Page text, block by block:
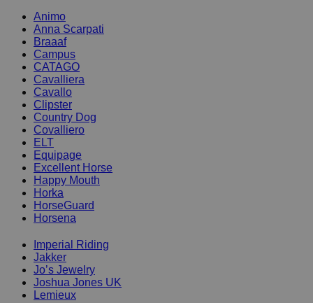
Animo
Anna Scarpati
Braaaf
Campus
CATAGO
Cavalliera
Cavallo
Clipster
Country Dog
Covalliero
ELT
Equipage
Excellent Horse
Happy Mouth
Horka
HorseGuard
Horsena
Imperial Riding
Jakker
Jo’s Jewelry
Joshua Jones UK
Lemieux